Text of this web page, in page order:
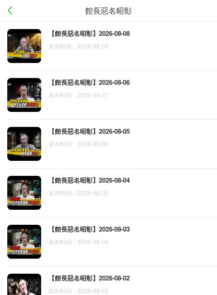
館長惡名昭彰
【館長惡名昭彰】2026-08-08
发布时间：2026-08-09
【館長惡名昭彰】2026-08-06
发布时间：2026-08-07
【館長惡名昭彰】2026-08-05
发布时间：2026-08-06
【館長惡名昭彰】2026-08-04
发布时间：2026-08-05
【館長惡名昭彰】2026-08-03
发布时间：2026-08-04
【館長惡名昭彰】2026-08-02
发布时间：2026-08-03